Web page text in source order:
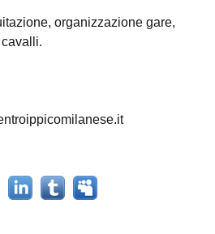
organizzazione gare,